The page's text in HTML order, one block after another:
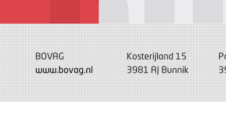
BOVAG
www.bovag.nl
Kosterijland 15
3981 AJ Bunnik